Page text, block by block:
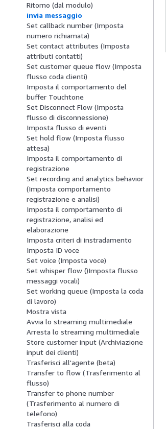
Ritorno (dal modulo)
invia messaggio
Set callback number (Imposta
numero richiamata)
Set contact attributes (Imposta
attributi contatti)
Set customer queue flow (Imposta
flusso coda clienti)
Imposta il comportamento del
buffer Touchtone
Set Disconnect Flow (Imposta
flusso di disconnessione)
Imposta flusso di eventi
Set hold flow (Imposta flusso
attesa)
Imposta il comportamento di
registrazione
Set recording and analytics behavior
(Imposta comportamento
registrazione e analisi)
Imposta il comportamento di
registrazione, analisi ed
elaborazione
Imposta criteri di instradamento
Imposta ID voce
Set voice (Imposta voce)
Set whisper flow ()Imposta flusso
messaggi vocali)
Set working queue (Imposta la coda
di lavoro)
Mostra vista
Avvia lo streaming multimediale
Arresta lo streaming multimediale
Store customer input (Archiviazione
input dei clienti)
Trasferisci all'agente (beta)
Transfer to flow (Trasferimento al
flusso)
Transfer to phone number
(Trasferimento al numero di
telefono)
Trasferisci alla coda